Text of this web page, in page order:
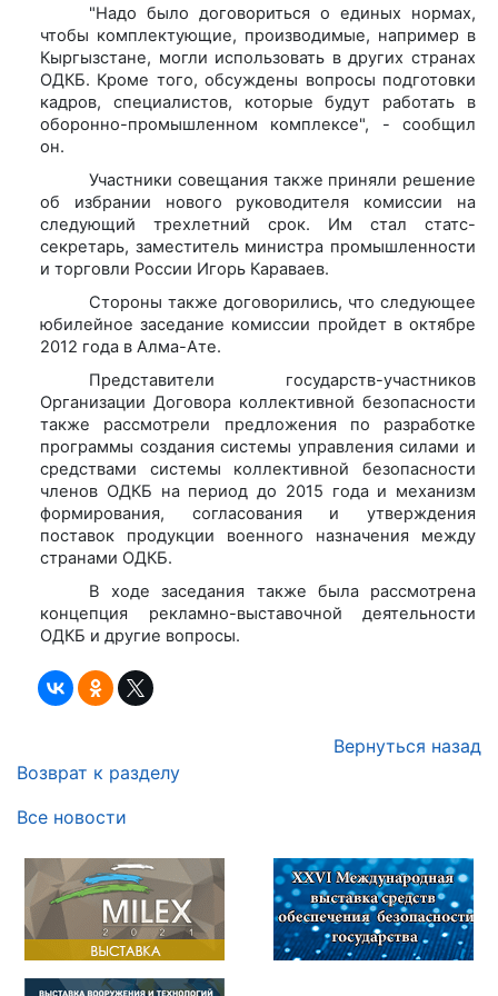
"Надо было договориться о единых нормах,
чтобы комплектующие, производимые, например в
Кыргызстане, могли использовать в других странах
ОДКБ. Кроме того, обсуждены вопросы подготовки
кадров, специалистов, которые будут работать в
оборонно-промышленном комплексе", - сообщил
он.
Участники совещания также приняли решение
об избрании нового руководителя комиссии на
следующий трехлетний срок. Им стал статс-
секретарь, заместитель министра промышленности
и торговли России Игорь Караваев.
Стороны также договорились, что следующее
юбилейное заседание комиссии пройдет в октябре
2012 года в Алма-Ате.
Представители государств-участников
Организации Договора коллективной безопасности
также рассмотрели предложения по разработке
программы создания системы управления силами и
средствами системы коллективной безопасности
членов ОДКБ на период до 2015 года и механизм
формирования, согласования и утверждения
поставок продукции военного назначения между
странами ОДКБ.
В ходе заседания также была рассмотрена
концепция рекламно-выставочной деятельности
ОДКБ и другие вопросы.
Вернуться назад
Возврат к разделу
Все новости